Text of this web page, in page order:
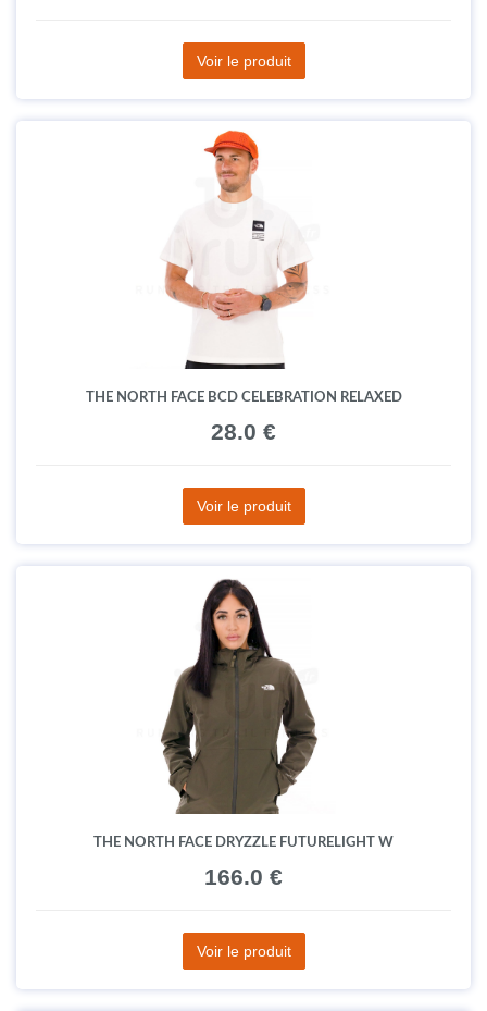
Voir le produit
THE NORTH FACE BCD CELEBRATION RELAXED
28.0 €
Voir le produit
THE NORTH FACE DRYZZLE FUTURELIGHT W
166.0 €
Voir le produit